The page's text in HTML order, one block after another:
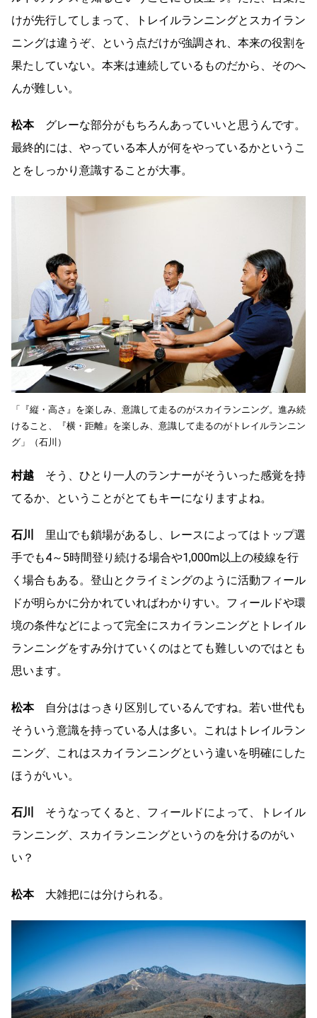
けが先行してしまって、トレイルランニングとスカイラン
ニングは違うぞ、という点だけが強調され、本来の役割を
果たしていない。本来は連続しているものだから、そのへ
んが難しい。
松本グレーな部分がもちろんあっていいと思うんです。
最終的には、やっている本人が何をやっているかというこ
とをしっかり意識することが大事。
「『縦・高さ』を楽しみ、意識して走るのがスカイランニング。進み続
けること、『横・距離』を楽しみ、意識して走るのがトレイルランニン
グ」（石川）
村越 そう、ひとり一人のランナーがそういった感覚を持
てるか、ということがとてもキーになりますよね。
石川
里山でも鎖場があるし、レースによってはトップ選
手でも4～5時間登り続ける場合や1,000m以上の稜線を行
く場合もある。登山とクライミングのように活動フィール
ドが明らかに分かれていればわかりすい。フィールドや環
境の条件などによって完全にスカイランニングとトレイル
ランニングをすみ分けていくのはとても難しいのではとも
思います。
松本自分ははっきり区別しているんですね。若い世代も
そういう意識を持っている人は多い。これはトレイルラン
ニング、これはスカイランニングという違いを明確にした
ほうがいい。
石川
そうなってくると、フィールドによって、トレイル
ランニング、スカイランニングというのを分けるのがい
い？
松本大雑把には分けられる。